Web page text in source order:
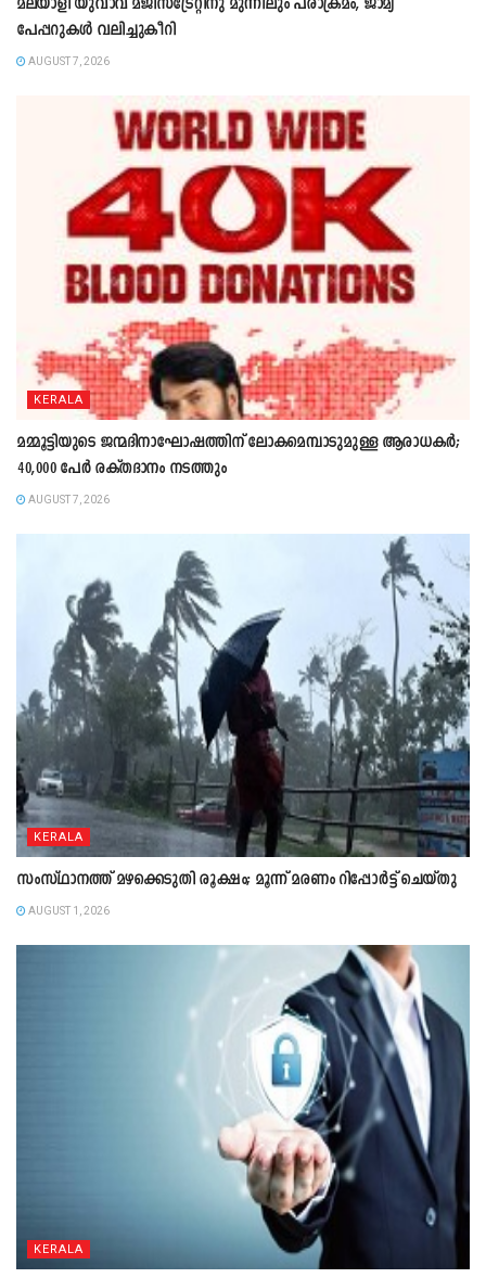
മലയാളി യുവാവ് മജിസ്ട്രേറ്റിനു മുന്നിലും പരാക്രമം, ജാമ്യ
പേപ്പറുകൾ വലിച്ചുകീറി
AUGUST 7, 2026
KERALA
മമ്മൂട്ടിയുടെ ജന്മദിനാഘോഷത്തിന് ലോകമെമ്പാടുമുള്ള ആരാധകർ;
40,000 പേർ രക്തദാനം നടത്തും
AUGUST 7, 2026
KERALA
സംസ്ഥാനത്ത് മഴക്കെടുതി രൂക്ഷം; മൂന്ന് മരണം റിപ്പോർട്ട് ചെയ്തു
AUGUST 1, 2026
KERALA